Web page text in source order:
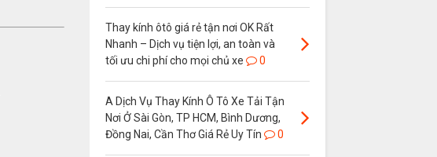
Thay kính ôtô giá rẻ tận nơi OK Rất
Nhanh – Dịch vụ tiện lợi, an toàn và
tối ưu chi phí cho mọi chủ xe
0
A Dịch Vụ Thay Kính Ô Tô Xe Tải Tận
Nơi Ở Sài Gòn, TP HCM, Bình Dương,
Đồng Nai, Cần Thơ Giá Rẻ Uy Tín
0